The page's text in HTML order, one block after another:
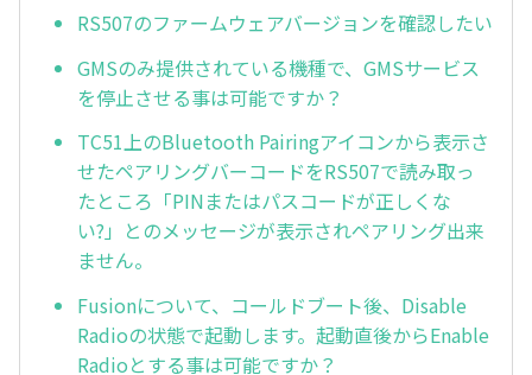
RS507のファームウェアバージョンを確認したい
GMSのみ提供されている機種で、GMSサービス
を停止させる事は可能ですか？
TC51上のBluetooth Pairingアイコンから表示さ
せたペアリングバーコードをRS507で読み取っ
たところ「PINまたはパスコードが正しくな
い?」とのメッセージが表示されペアリング出来
ません。
Fusionについて、コールドブート後、Disable
Radioの状態で起動します。起動直後からEnable
Radioとする事は可能ですか？